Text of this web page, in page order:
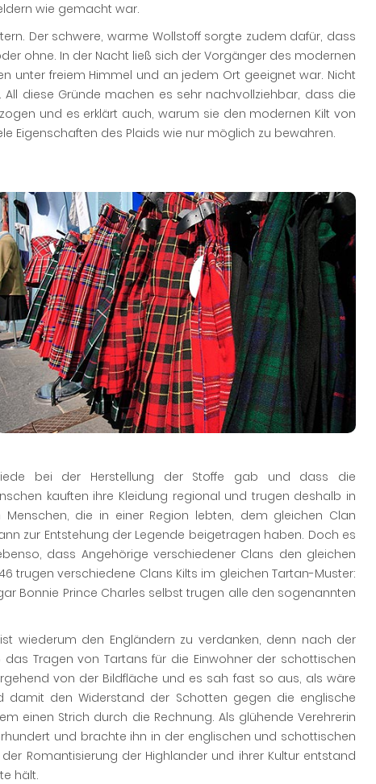
wie gemacht war.
Der schwere, warme Wollstoff sorgte zudem dafür, dass
ohne. In der Nacht ließ sich der Vorgänger des modernen
unter freiem Himmel und an jedem Ort geeignet war. Nicht
diese Gründe machen es sehr nachvollziehbar, dass die
und es erklärt auch, warum sie den modernen Kilt von
Eigenschaften des Plaids wie nur möglich zu bewahren.
bei der Herstellung der Stoffe gab und dass die
kauften ihre Kleidung regional und trugen deshalb in
die in einer Region lebten, dem gleichen Clan
zur Entstehung der Legende beigetragen haben. Doch es
dass Angehörige verschiedener Clans den gleichen
trugen verschiedene Clans Kilts im gleichen Tartan-Muster:
Bonnie Prince Charles selbst trugen alle den sogenannten
wiederum den Engländern zu verdanken, denn nach der
Tragen von Tartans für die Einwohner der schottischen
von der Bildfläche und es sah fast so aus, als wäre
damit den Widerstand der Schotten gegen die englische
einen Strich durch die Rechnung. Als glühende Verehrerin
und brachte ihn in der englischen und schottischen
Romantisierung der Highlander und ihrer Kultur entstand
hält.